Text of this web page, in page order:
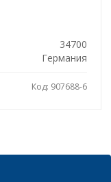
34700
Германия
Код: 907688-6